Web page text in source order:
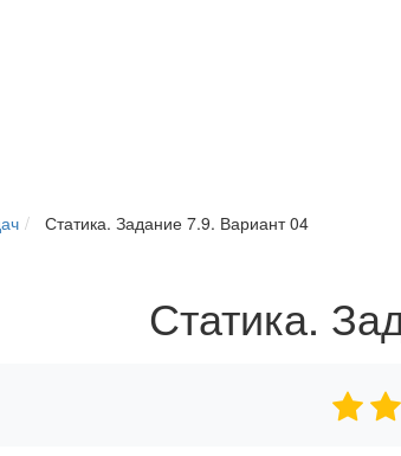
Статика. Задание 7.9. Вариант 04
Статика.